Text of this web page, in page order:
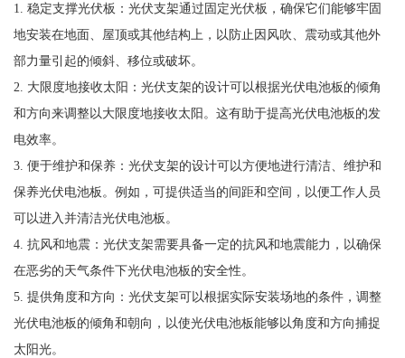
1. 稳定支撑光伏板：光伏支架通过固定光伏板，确保它们能够牢固
地安装在地面、屋顶或其他结构上，以防止因风吹、震动或其他外
部力量引起的倾斜、移位或破坏。
2. 大限度地接收太阳：光伏支架的设计可以根据光伏电池板的倾角
和方向来调整以大限度地接收太阳。这有助于提高光伏电池板的发
电效率。
3. 便于维护和保养：光伏支架的设计可以方便地进行清洁、维护和
保养光伏电池板。例如，可提供适当的间距和空间，以便工作人员
可以进入并清洁光伏电池板。
4. 抗风和地震：光伏支架需要具备一定的抗风和地震能力，以确保
在恶劣的天气条件下光伏电池板的安全性。
5. 提供角度和方向：光伏支架可以根据实际安装场地的条件，调整
光伏电池板的倾角和朝向，以使光伏电池板能够以角度和方向捕捉
太阳光。